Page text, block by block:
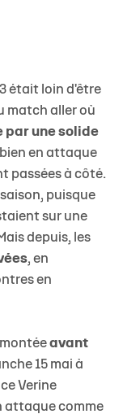
était loin d'être
match aller où
par une solide
en attaque
passées à côté.
puisque
sur une
depuis, les
, en
en
avant
15 mai à
Verine
attaque comme